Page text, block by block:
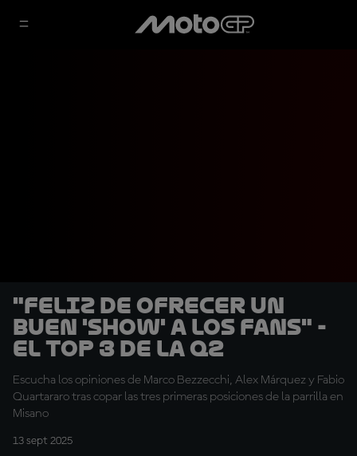
"Feliz de ofrecer un
buen 'show' a los fans" -
El Top 3 de la Q2
Escucha los opiniones de Marco Bezzecchi, Alex Márquez y Fabio
Quartararo tras copar las tres primeras posiciones de la parrilla en
Misano
13 sept 2025